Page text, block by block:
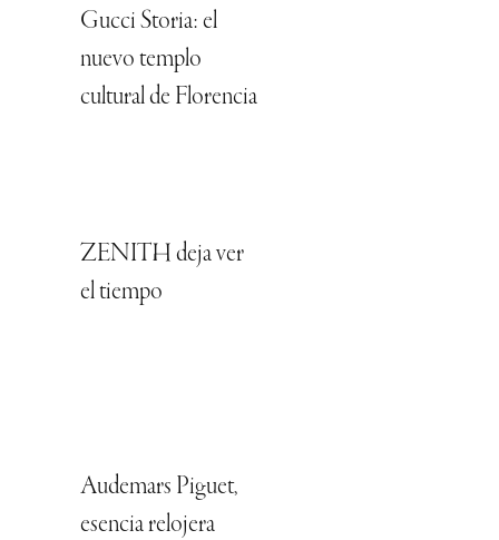
Gucci Storia: el
nuevo templo
cultural de Florencia
ZENITH deja ver
el tiempo
Audemars Piguet,
esencia relojera